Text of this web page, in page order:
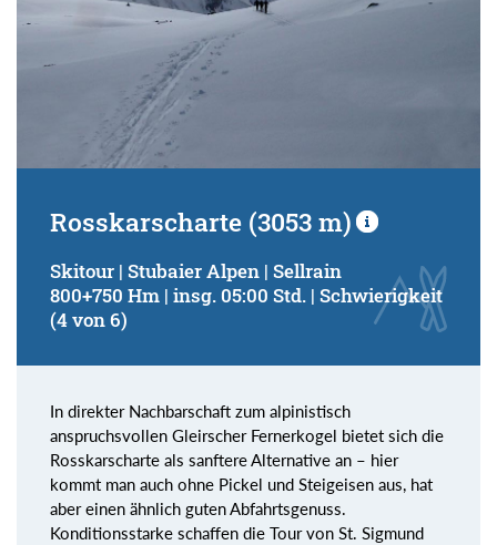
Rosskarscharte (3053 m)
Skitour | Stubaier Alpen | Sellrain
800+750 Hm | insg. 05:00 Std. | Schwierigkeit
(4 von 6)
In direkter Nachbarschaft zum alpinistisch
anspruchsvollen Gleirscher Fernerkogel bietet sich die
Rosskarscharte als sanftere Alternative an – hier
kommt man auch ohne Pickel und Steigeisen aus, hat
aber einen ähnlich guten Abfahrtsgenuss.
Konditionsstarke schaffen die Tour von St. Sigmund